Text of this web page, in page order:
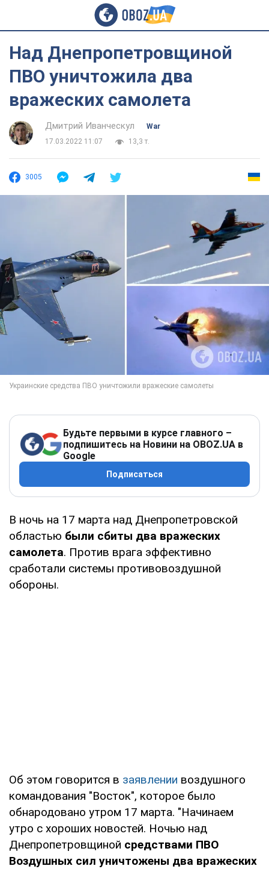
Над Днепропетровщиной
ПВО уничтожила два
вражеских самолета
Дмитрий Иванческул
War
17.03.2022 11:07
13,3 т.
3005
Будьте первыми в курсе главного –
подпишитесь на Новини на OBOZ.UA в
Google
Подписаться
В ночь на 17 марта над Днепропетровской
областью были сбиты два вражеских
самолета. Против врага эффективно
сработали системы противовоздушной
обороны.
Об этом говорится в заявлении воздушного
командования "Восток", которое было
обнародовано утром 17 марта. "Начинаем
утро с хороших новостей. Ночью над
Днепропетровщиной средствами ПВО
Воздушных сил уничтожены два вражеских